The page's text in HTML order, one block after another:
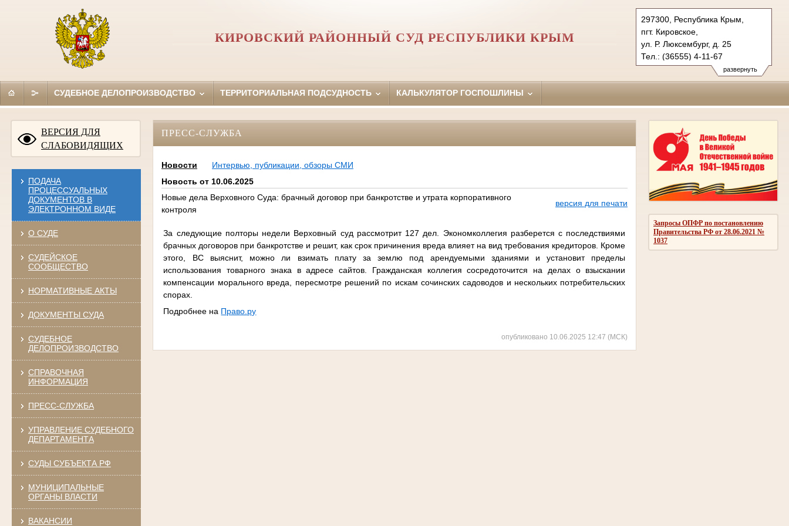
развернуть
297300, Республика Крым,
пгт. Кировское,
ул. Р. Люксембург, д. 25
Тел.: (36555) 4-11-67
kirovskiy.krm@sudrf.ru
КИРОВСКИЙ РАЙОННЫЙ СУД РЕСПУБЛИКИ КРЫМ
СУДЕБНОЕ ДЕЛОПРОИЗВОДСТВО ТЕРРИТОРИАЛЬНАЯ ПОДСУДНОСТЬ КАЛЬКУЛЯТОР ГОСПОШЛИНЫ
ВЕРСИЯ ДЛЯ
СЛАБОВИДЯЩИХ
ПОДАЧА
ПРОЦЕССУАЛЬНЫХ
ДОКУМЕНТОВ В
ЭЛЕКТРОННОМ ВИДЕ
О СУДЕ
СУДЕЙСКОЕ
СООБЩЕСТВО
НОРМАТИВНЫЕ АКТЫ
ДОКУМЕНТЫ СУДА
СУДЕБНОЕ
ДЕЛОПРОИЗВОДСТВО
СПРАВОЧНАЯ
ИНФОРМАЦИЯ
ПРЕСС-СЛУЖБА
УПРАВЛЕНИЕ СУДЕБНОГО
ДЕПАРТАМЕНТА
СУДЫ СУБЪЕКТА РФ
МУНИЦИПАЛЬНЫЕ
ОРГАНЫ ВЛАСТИ
ВАКАНСИИ
Запросы ОПФР по постановлению
Правительства РФ от 28.06.2021 №
1037
ПРЕСС-СЛУЖБА
Новости
Интервью, публикации, обзоры СМИ
Новость от 10.06.2025
Новые дела Верховного Суда: брачный договор при банкротстве и утрата корпоративного
контроля
версия для печати
За следующие полторы недели Верховный суд рассмотрит 127 дел. Экономколлегия разберется с последствиями
брачных договоров при банкротстве и решит, как срок причинения вреда влияет на вид требования кредиторов. Кроме
этого, ВС выяснит, можно ли взимать плату за землю под арендуемыми зданиями и установит пределы
использования товарного знака в адресе сайтов. Гражданская коллегия сосредоточится на делах о взыскании
компенсации морального вреда, пересмотре решений по искам сочинских садоводов и нескольких потребительских
спорах.
Подробнее на Право.ру
опубликовано 10.06.2025 12:47 (МСК)